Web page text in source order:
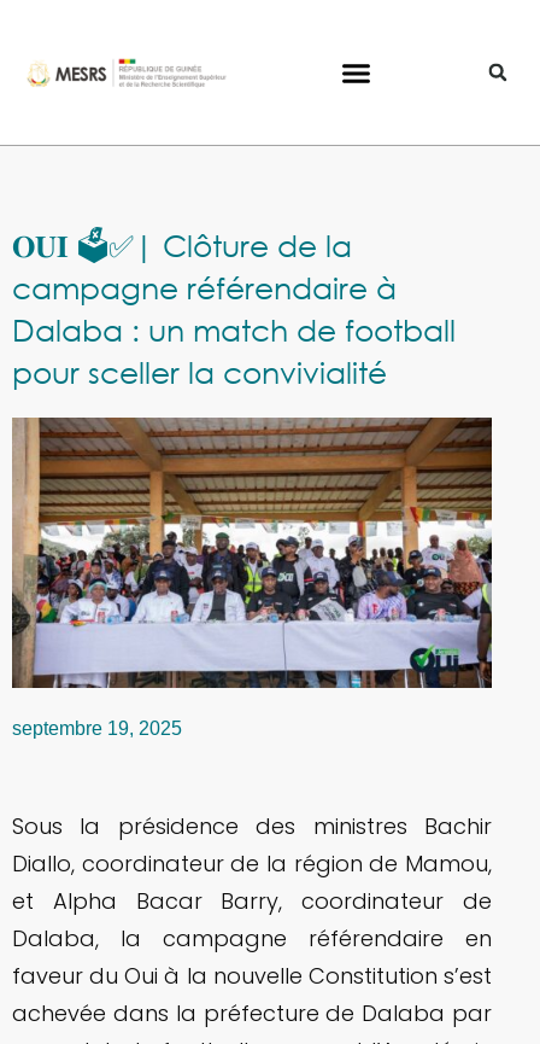
𝐎𝐔𝐈 🗳️✅| Clôture de la
campagne référendaire à
Dalaba : un match de football
pour sceller la convivialité
septembre 19, 2025
Sous la présidence des ministres Bachir
Diallo, coordinateur de la région de Mamou,
et Alpha Bacar Barry, coordinateur de
Dalaba, la campagne référendaire en
faveur du Oui à la nouvelle Constitution s’est
achevée dans la préfecture de Dalaba par